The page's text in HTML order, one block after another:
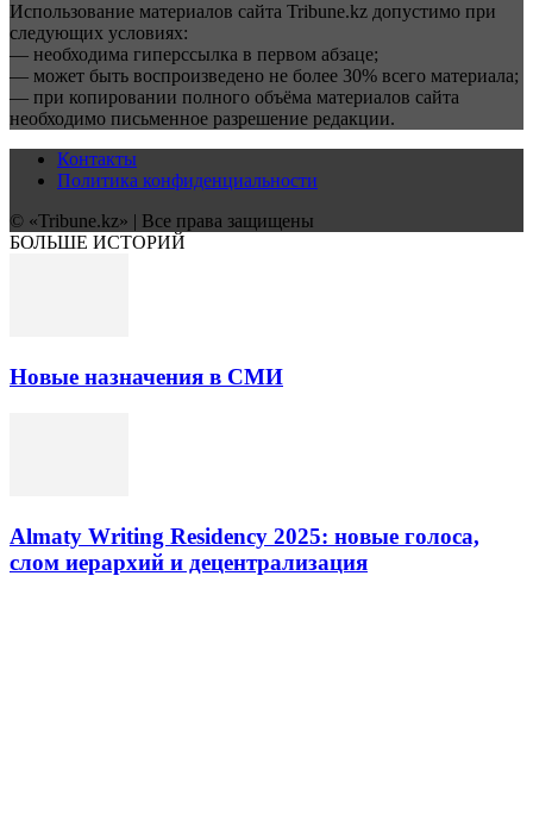
Использование материалов сайта Tribune.kz допустимо при
следующих условиях:
— необходима гиперссылка в первом абзаце;
— может быть воспроизведено не более 30% всего материала;
— при копировании полного объёма материалов сайта
необходимо письменное разрешение редакции.
Контакты
Политика конфиденциальности
© «Tribune.kz» | Все права защищены
БОЛЬШЕ ИСТОРИЙ
Новые назначения в СМИ
Almaty Writing Residency 2025: новые голоса,
слом иерархий и децентрализация